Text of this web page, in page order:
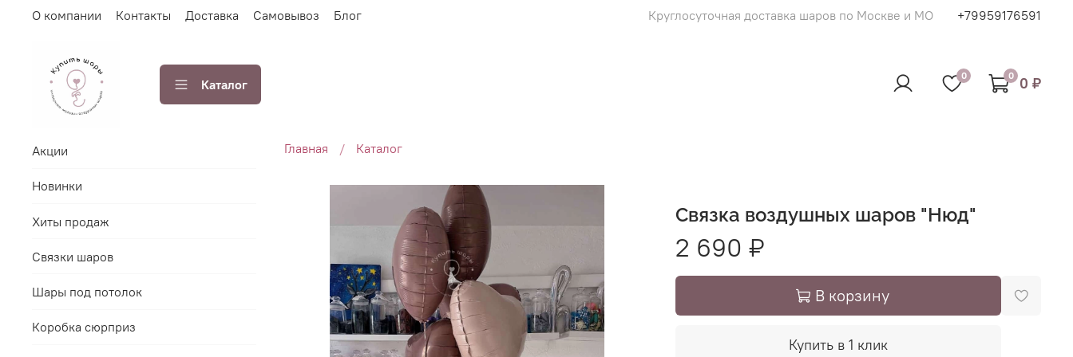
О компании Контакты Доставка Самовывоз Блог Круглосуточная доставка шаров по Москве и МО +79959176591
Каталог
0 0 0 ₽
Главная Каталог
Связка воздушных шаров "Нюд"
2 690 ₽
В корзину
Купить в 1 клик
Акции
Новинки
Хиты продаж
Связки шаров
Шары под потолок
Коробка сюрприз